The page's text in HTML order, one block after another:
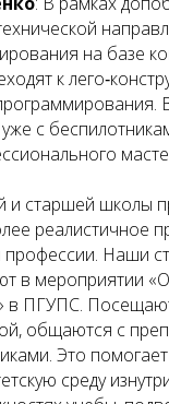
на базе
к
с
и старшей школы
реалистичное
Наши
в мероприятии
в ПГУПС.
общаются с
Это
среду